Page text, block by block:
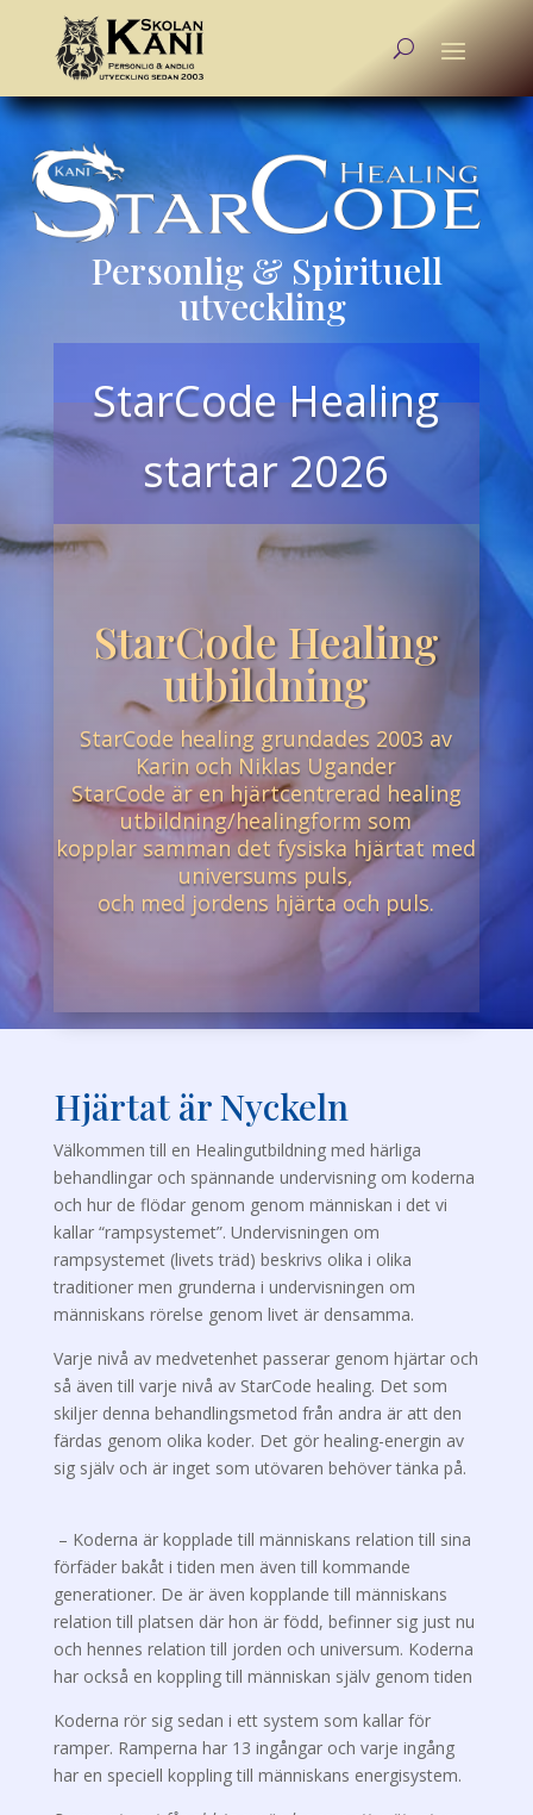
Personlig & Spirituell
utveckling
StarCode Healing
startar 2026
StarCode Healing
utbildning
StarCode healing grundades 2003 av
Karin och Niklas Ugander
StarCode är en hjärtcentrerad healing
utbildning/healingform som
kopplar samman det fysiska hjärtat med
universums puls,
och med jordens hjärta och puls.
Hjärtat är Nyckeln
Välkommen till en Healingutbildning med härliga
behandlingar och spännande undervisning om koderna
och hur de flödar genom genom människan i det vi
kallar “rampsystemet”. Undervisningen om
rampsystemet (livets träd) beskrivs olika i olika
traditioner men grunderna i undervisningen om
människans rörelse genom livet är densamma.
Varje nivå av medvetenhet passerar genom hjärtar och
så även till varje nivå av StarCode healing. Det som
skiljer denna behandlingsmetod från andra är att den
färdas genom olika koder. Det gör healing-energin av
sig själv och är inget som utövaren behöver tänka på.
– Koderna är kopplade till människans relation till sina
förfäder bakåt i tiden men även till kommande
generationer. De är även kopplande till människans
relation till platsen där hon är född, befinner sig just nu
och hennes relation till jorden och universum. Koderna
har också en koppling till människan själv genom tiden
Koderna rör sig sedan i ett system som kallar för
ramper. Ramperna har 13 ingångar och varje ingång
har en speciell koppling till människans energisystem.